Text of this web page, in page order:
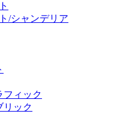
/シャンデリア
フィック
リック